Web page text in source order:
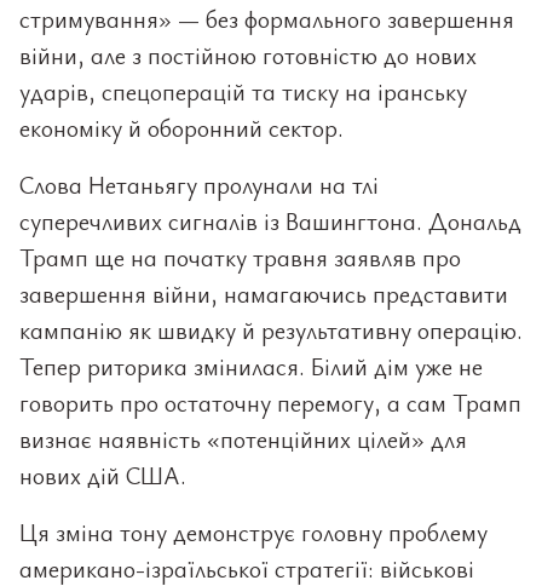
стримування» — без формального завершення
війни, але з постійною готовністю до нових
ударів, спецоперацій та тиску на іранську
економіку й оборонний сектор.
Слова Нетаньягу пролунали на тлі
суперечливих сигналів із Вашингтона. Дональд
Трамп ще на початку травня заявляв про
завершення війни, намагаючись представити
кампанію як швидку й результативну операцію.
Тепер риторика змінилася. Білий дім уже не
говорить про остаточну перемогу, а сам Трамп
визнає наявність «потенційних цілей» для
нових дій США.
Ця зміна тону демонструє головну проблему
американо-ізраїльської стратегії: військові